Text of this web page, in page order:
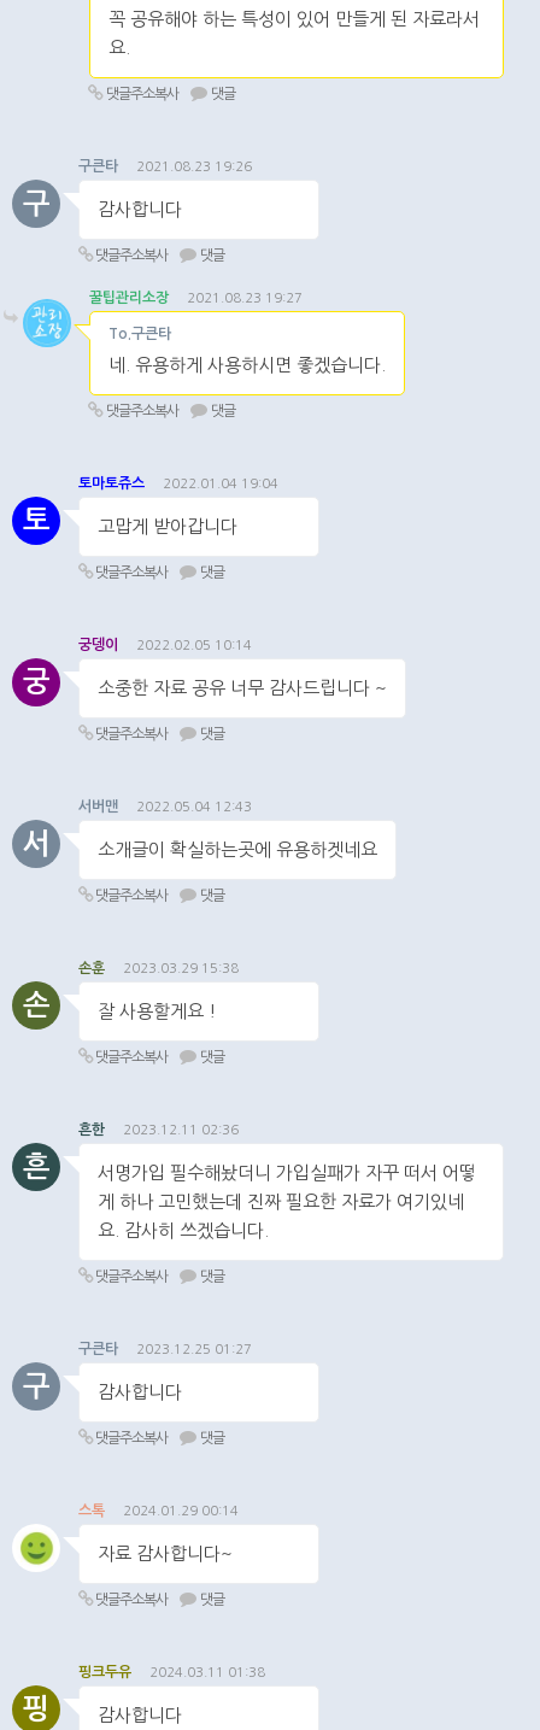
꼭 공유해야 하는 특성이 있어 만들게 된 자료라서
요.
댓글주소복사 댓글
구
구큰타 2021.08.23 19:26
감사합니다
댓글주소복사 댓글
꿀팁관리소장 2021.08.23 19:27
To.구큰타
네. 유용하게 사용하시면 좋겠습니다.
댓글주소복사 댓글
토
토마토쥬스 2022.01.04 19:04
고맙게 받아갑니다
댓글주소복사 댓글
궁
궁뎅이 2022.02.05 10:14
소중한 자료 공유 너무 감사드립니다 ~
댓글주소복사 댓글
서
서버맨 2022.05.04 12:43
소개글이 확실하는곳에 유용하겟네요
댓글주소복사 댓글
손
손훈 2023.03.29 15:38
잘 사용할게요 !
댓글주소복사 댓글
흔
흔한 2023.12.11 02:36
서명가입 필수해놨더니 가입실패가 자꾸 떠서 어떻
게 하나 고민했는데 진짜 필요한 자료가 여기있네
요. 감사히 쓰겠습니다.
댓글주소복사 댓글
구
구큰타 2023.12.25 01:27
감사합니다
댓글주소복사 댓글
스톡 2024.01.29 00:14
자료 감사합니다~
댓글주소복사 댓글
핑
핑크두유 2024.03.11 01:38
감사합니다